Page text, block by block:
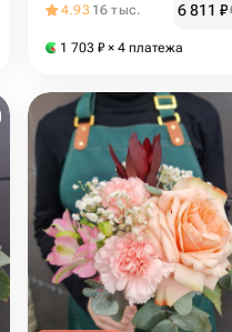
4.93 16 тыс. 6 811 ₽
1 703 ₽ × 4 платежа